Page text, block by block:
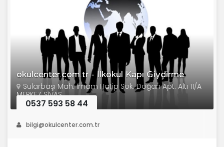
okulcenter.com.tr - İlkokul Kapı Giydirme
Sularbaşı Mah. İmam Hatip Sok. Doğan Apt. Altı 11/A
MERKEZ SİVAS
0537 593 58 44
bilgi@okulcenter.com.tr